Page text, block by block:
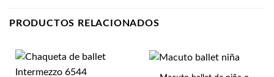
PRODUCTOS RELACIONADOS